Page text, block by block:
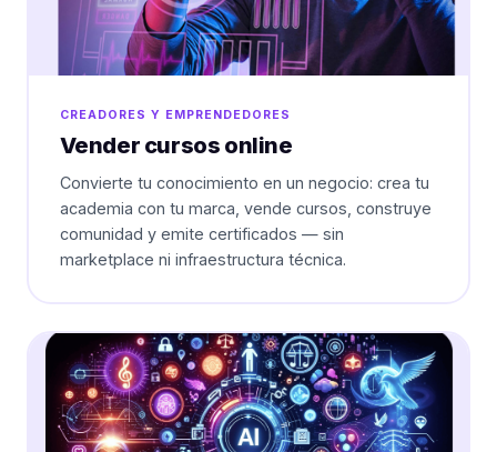
CREADORES Y EMPRENDEDORES
Vender cursos online
Convierte tu conocimiento en un negocio: crea tu
academia con tu marca, vende cursos, construye
comunidad y emite certificados — sin
marketplace ni infraestructura técnica.